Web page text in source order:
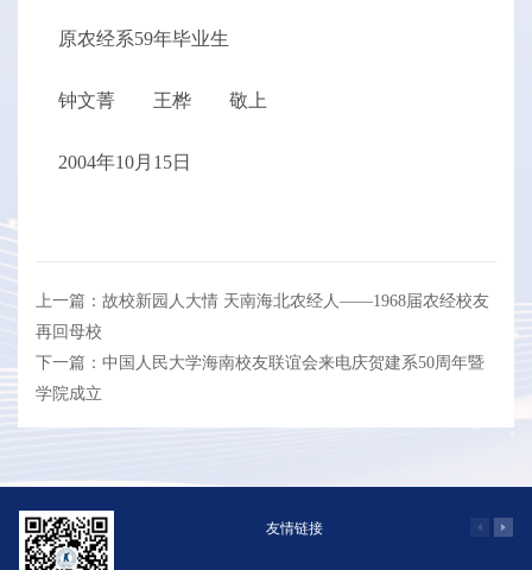
原农经系59年毕业生
钟文菁 王桦 敬上
2004年10月15日
上一篇：故校新园人大情 天南海北农经人——1968届农经校友
再回母校
下一篇：中国人民大学海南校友联谊会来电庆贺建系50周年暨
学院成立
友情链接